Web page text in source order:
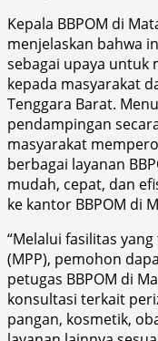
Kepala BBPOM di
menjelaskan bahwa
sebagai upaya untuk
kepada masyarakat
Tenggara Barat.
pendampingan
masyarakat
berbagai layanan
mudah, cepat, dan
ke kantor BBPOM di
“Melalui fasilitas
(MPP), pemohon
petugas BBPOM di
konsultasi terkait
pangan, kosmetik,